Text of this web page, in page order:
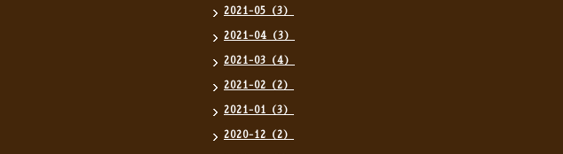
2021-05（3）
2021-04（3）
2021-03（4）
2021-02（2）
2021-01（3）
2020-12（2）